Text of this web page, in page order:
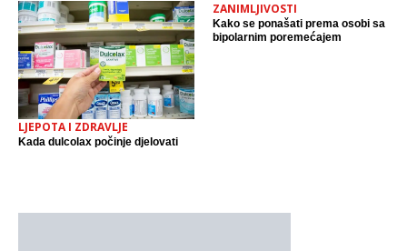
LJEPOTA I ZDRAVLJE
Kada dulcolax počinje djelovati
ZANIMLJIVOSTI
Kako se ponašati prema osobi sa
bipolarnim poremećajem